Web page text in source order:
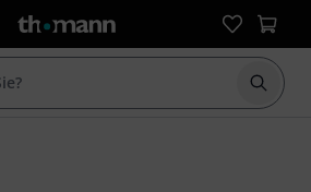
Suche